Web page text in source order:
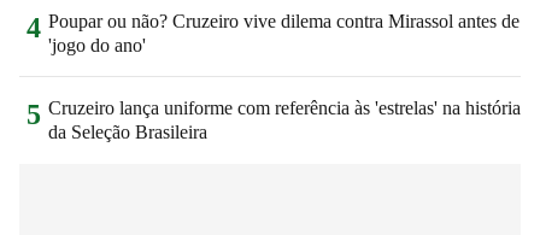
4 Poupar ou não? Cruzeiro vive dilema contra Mirassol antes de
'jogo do ano'
5 Cruzeiro lança uniforme com referência às 'estrelas' na história
da Seleção Brasileira